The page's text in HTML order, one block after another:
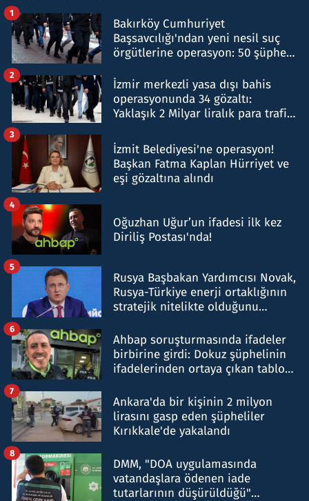
Bakırköy Cumhuriyet
Başsavcılığı'ndan yeni nesil suç
örgütlerine operasyon: 50 şüpheli
1
İzmir merkezli yasa dışı bahis
operasyonunda 34 gözaltı:
Yaklaşık 2 Milyar liralık para trafiği
2
İzmit Belediyesi'ne operasyon!
Başkan Fatma Kaplan Hürriyet ve
eşi gözaltına alındı
3
Oğuzhan Uğur’un ifadesi ilk kez
Diriliş Postası'nda!
4
Rusya Başbakan Yardımcısı Novak,
Rusya-Türkiye enerji ortaklığının
stratejik nitelikte olduğunu
5
Ahbap soruşturmasında ifadeler
birbirine girdi: Dokuz şüphelinin
ifadelerinden ortaya çıkan tablo
6
Ankara'da bir kişinin 2 milyon
lirasını gasp eden şüpheliler
Kırıkkale'de yakalandı
7
DMM, "DOA uygulamasında
vatandaşlara ödenen iade
tutarlarının düşürüldüğü"
8